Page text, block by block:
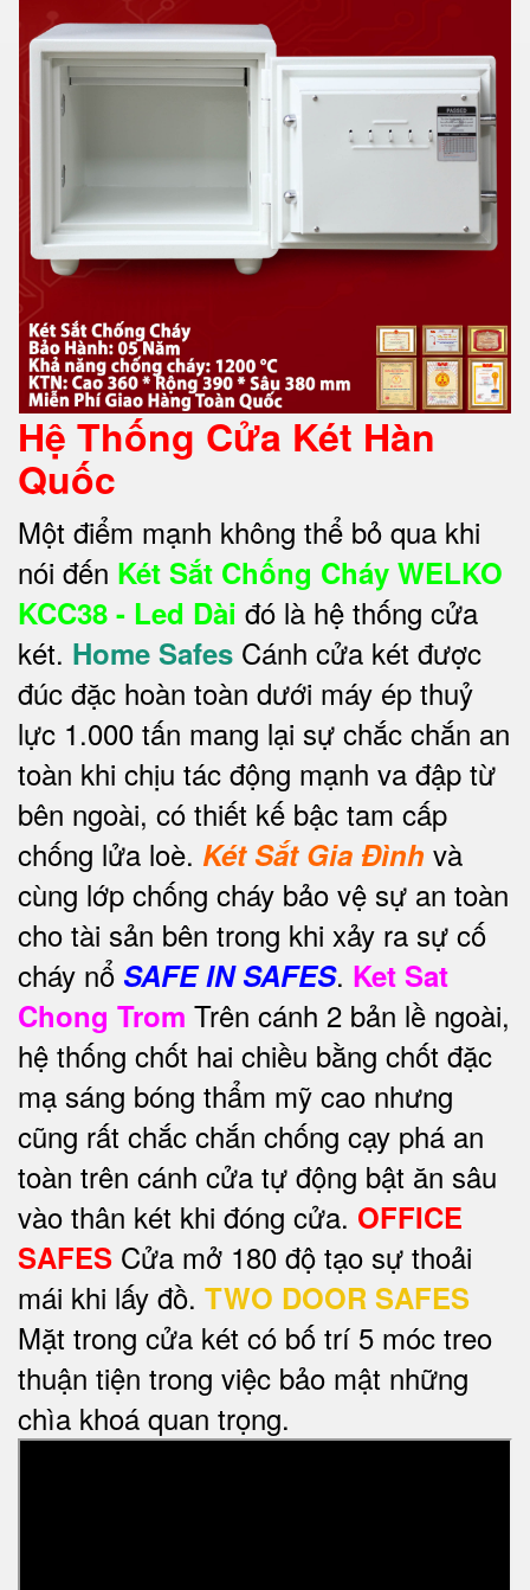
Hệ Thống Cửa Két Hàn
Quốc
Một điểm mạnh không thể bỏ qua khi
nói đến Két Sắt Chống Cháy WELKO
KCC38 - Led Dài đó là hệ thống cửa
két. Home Safes Cánh cửa két được
đúc đặc hoàn toàn dưới máy ép thuỷ
lực 1.000 tấn mang lại sự chắc chắn an
toàn khi chịu tác động mạnh va đập từ
bên ngoài, có thiết kế bậc tam cấp
chống lửa loè. Két Sắt Gia Đình và
cùng lớp chống cháy bảo vệ sự an toàn
cho tài sản bên trong khi xảy ra sự cố
cháy nổ SAFE IN SAFES. Ket Sat
Chong Trom Trên cánh 2 bản lề ngoài,
hệ thống chốt hai chiều bằng chốt đặc
mạ sáng bóng thẩm mỹ cao nhưng
cũng rất chắc chắn chống cạy phá an
toàn trên cánh cửa tự động bật ăn sâu
vào thân két khi đóng cửa. OFFICE
SAFES Cửa mở 180 độ tạo sự thoải
mái khi lấy đồ. TWO DOOR SAFES
Mặt trong cửa két có bố trí 5 móc treo
thuận tiện trong việc bảo mật những
chìa khoá quan trọng.